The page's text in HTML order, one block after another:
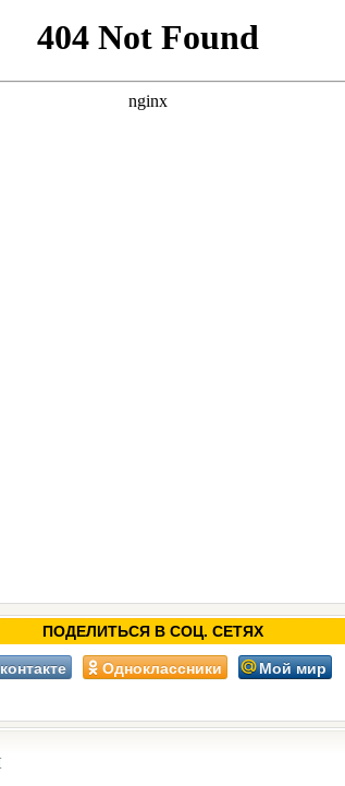
ПОДЕЛИТЬСЯ В СОЦ. СЕТЯХ
Одноклассники Мой мир